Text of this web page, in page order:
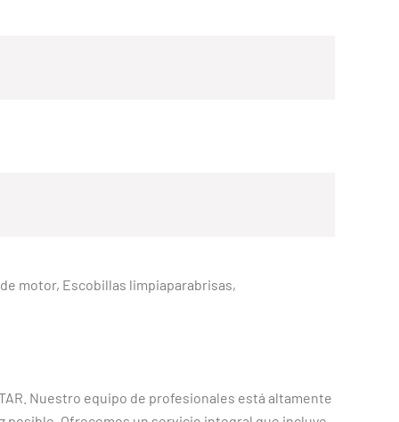
motor, Escobillas limpiaparabrisas,
Nuestro equipo de profesionales está altamente